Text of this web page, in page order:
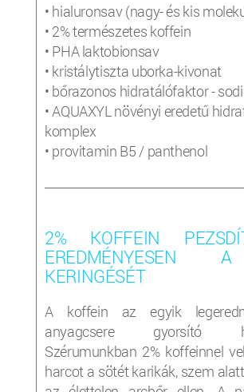
• hialuronsav (nagy- és kis
• 2% természetes koffein
• PHA laktobionsav
• kristálytiszta uborka-kivonat
• bőrazonos hidratálófaktor -
• AQUAXYL növényi eredetű
komplex
• provitamin B5 / panthenol
2% KOFFEIN
EREDMÉNYESEN
KERINGÉSÉT
A koffein az egyik
anyagcsere gyorsító
Szérumunkban 2% koffeinnel
harcot a sötét karikák, szem